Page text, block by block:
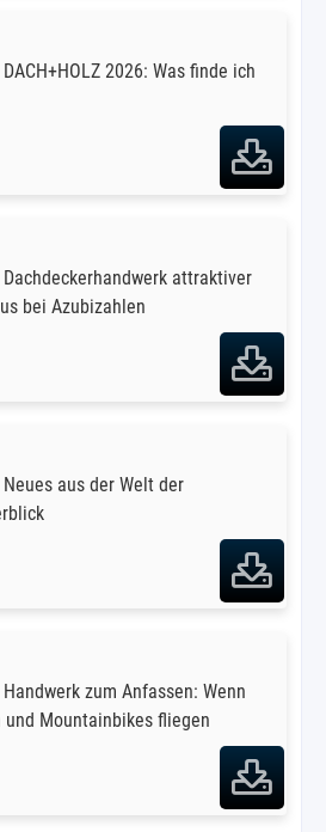
2026: Was finde ich
attraktiver
bei Azubizahlen
aus der Welt der
zum Anfassen: Wenn
Mountainbikes fliegen